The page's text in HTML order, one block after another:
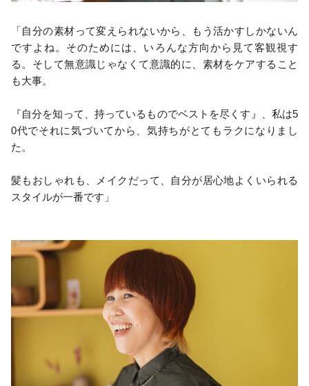
「自分の素材って変えられないから、もう活かすしかないん
ですよね。そのためには、いろんな方向から見て客観視す
る。そして無意識じゃなくて意識的に、素材をケアすること
も大事。
『自分を知って、持っているものでベストを尽くす』、私は5
0代でそれに気づいてから、気持ちがとてもラクになりまし
た。
髪もおしゃれも、メイクだって、自分が居心地よくいられる
スタイルが一番です」